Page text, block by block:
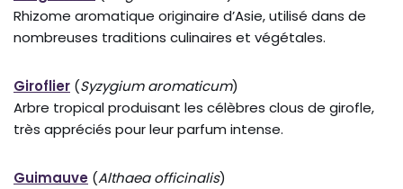
Rhizome aromatique originaire d’Asie, utilisé dans de
nombreuses traditions culinaires et végétales.
Giroflier (Syzygium aromaticum)
Arbre tropical produisant les célèbres clous de girofle,
très appréciés pour leur parfum intense.
Guimauve (Althaea officinalis)